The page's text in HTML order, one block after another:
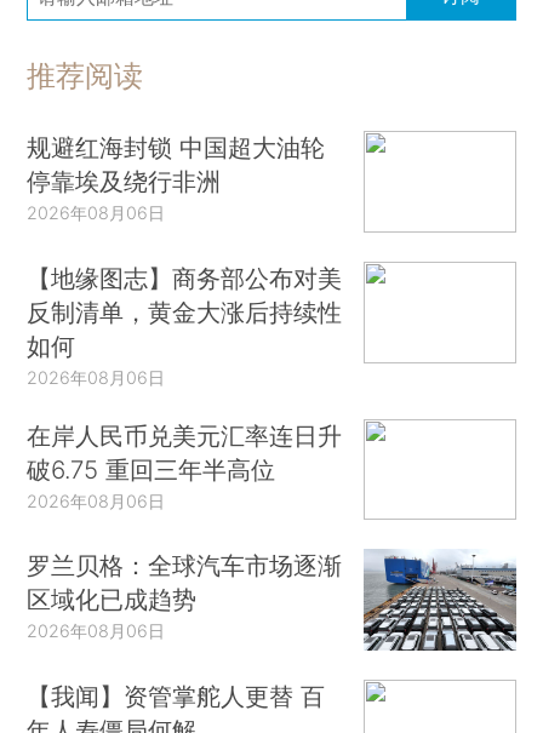
推荐阅读
规避红海封锁 中国超大油轮
停靠埃及绕行非洲
2026年08月06日
【地缘图志】商务部公布对美
反制清单，黄金大涨后持续性
如何
2026年08月06日
在岸人民币兑美元汇率连日升
破6.75 重回三年半高位
2026年08月06日
罗兰贝格：全球汽车市场逐渐
区域化已成趋势
2026年08月06日
【我闻】资管掌舵人更替 百